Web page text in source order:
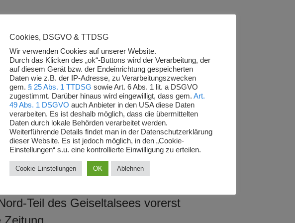
beste Gewässer,
Angeln, BLOG
Fischarten und Regeln BLINKER Powered by
Teil des Geiseltalsees vorerst
Zeitung
Cookies, DSGVO & TTDSG
Wir verwenden Cookies auf unserer Website.
Durch das Klicken des „ok“-Buttons wird der Verarbeitung, der
auf diesem Gerät bzw. der Endeinrichtung gespeicherten
Daten wie z.B. der IP-Adresse, zu Verarbeitungszwecken
gem.§ 25 Abs. 1 TTDSGsowie Art. 6 Abs. 1 lit. a DSGVO
zugestimmt. Darüber hinaus wird eingewilligt, dass gem.Art.
verarbeiten. Es ist deshalb möglich, dass die übermittelten
Daten durch lokale Behörden verarbeitet werden.
dieser Website. Es ist jedoch möglich, in den „Cookie-
Einstellungen“ s.u. eine kontrollierte Einwilligung zu erteilen.